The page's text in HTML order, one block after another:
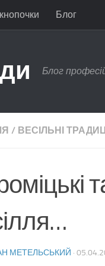
Блог
Блог
/ ВЕСІЛЬНІ
МЕТЕЛЬСЬКИЙ ·